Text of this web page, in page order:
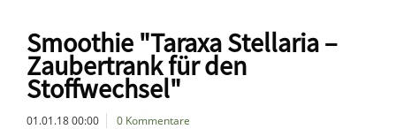
Smoothie "Taraxa Stellaria –
Zaubertrank für den
Stoffwechsel"
01.01.18 00:00 0 Kommentare